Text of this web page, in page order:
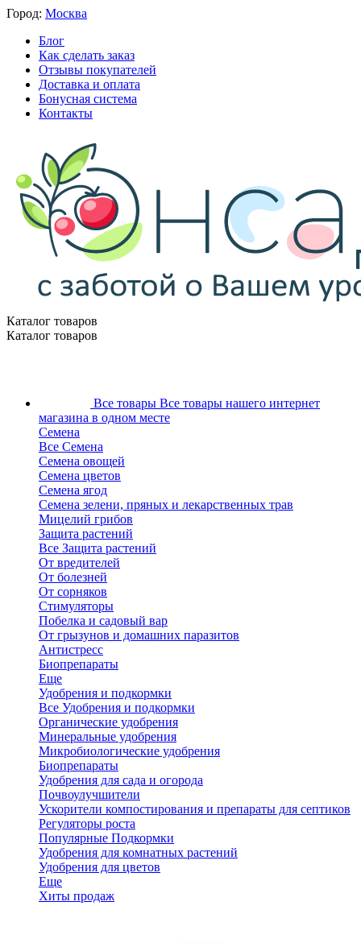
Город: Москва
Блог
Как сделать заказ
Отзывы покупателей
Доставка и оплата
Бонусная система
Контакты
Каталог товаров
Каталог товаров
Все товары Все товары нашего интернет
магазина в одном месте
Семена
Все Семена
Семена овощей
Семена цветов
Семена ягод
Семена зелени, пряных и лекарственных трав
Мицелий грибов
Защита растений
Все Защита растений
От вредителей
От болезней
От сорняков
Стимуляторы
Побелка и садовый вар
От грызунов и домашних паразитов
Антистресс
Биопрепараты
Еще
Удобрения и подкормки
Все Удобрения и подкормки
Органические удобрения
Минеральные удобрения
Микробиологические удобрения
Биопрепараты
Удобрения для сада и огорода
Почвоулучшители
Ускорители компостирования и препараты для септиков
Регуляторы роста
Популярные Подкормки
Удобрения для комнатных растений
Удобрения для цветов
Еще
Хиты продаж